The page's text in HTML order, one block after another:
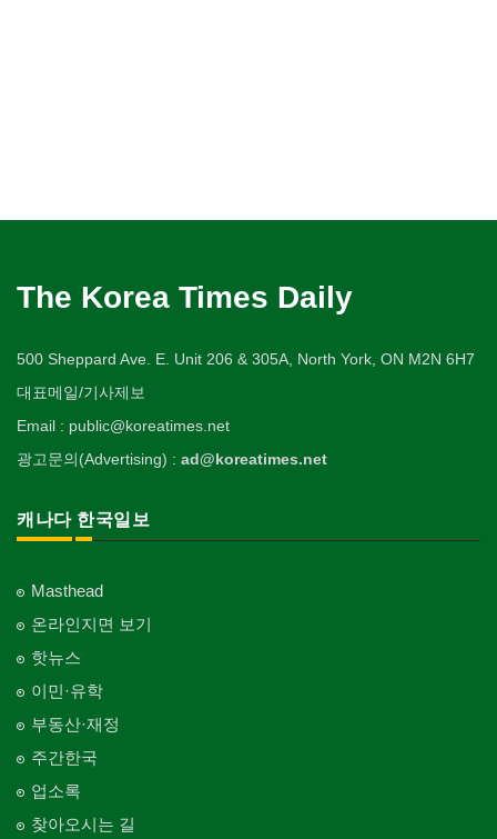
The Korea Times Daily
500 Sheppard Ave. E. Unit 206 & 305A, North York, ON M2N 6H7
대표메일/기사제보
Email : public@koreatimes.net
광고문의(Advertising) : ad@koreatimes.net
캐나다 한국일보
Masthead
온라인지면 보기
핫뉴스
이민·유학
부동산·재정
주간한국
업소록
찾아오시는 길